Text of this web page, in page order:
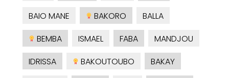
BAIO MANE
BAKORO
BALLA
BEMBA
ISMAEL FABA
MANDJOU
IDRISSA
BAKOUTOUBO
BAKAY